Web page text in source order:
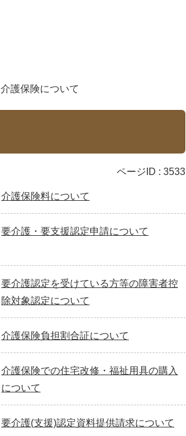
介護保険について
ページID : 3533
介護保険料について
要介護・要支援認定申請について
要介護認定を受けている方等の障害者控
除対象認定について
介護保険負担割合証について
介護保険での住宅改修・福祉用具の購入
について
要介護(支援)認定資料提供請求について